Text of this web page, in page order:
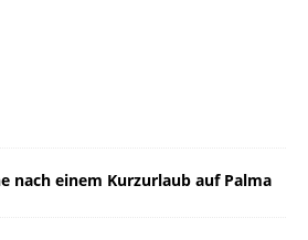
nach einem Kurzurlaub auf Palma